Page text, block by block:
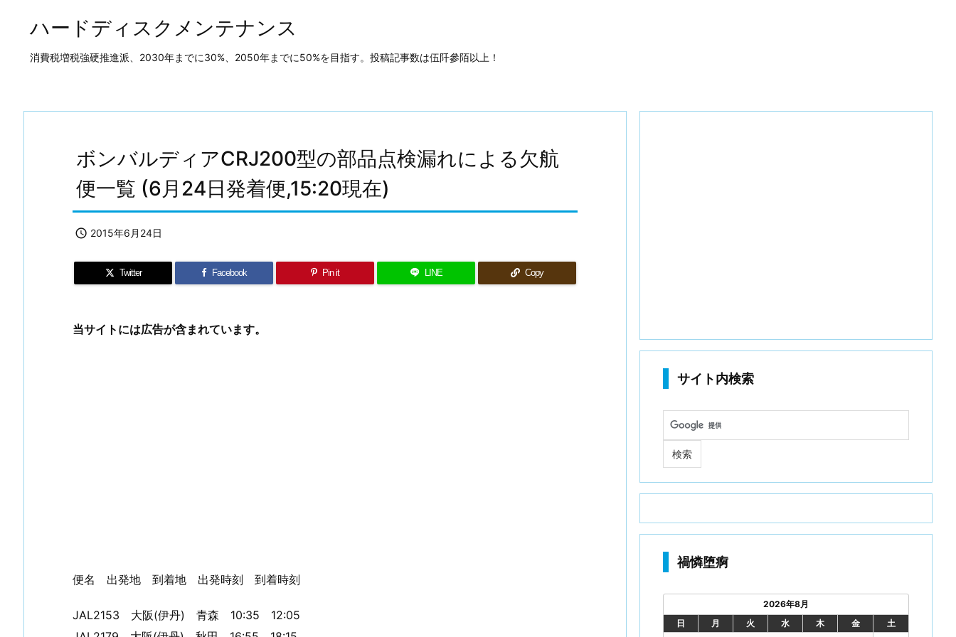
ハードディスクメンテナンス
消費税増税強硬推進派、2030年までに30%、2050年までに50%を目指す。投稿記事数は伍阡參陌以上！
ボンバルディアCRJ200型の部品点検漏れによる欠航
便一覧 (6月24日発着便,15:20現在)
 2015年6月24日
Twitter Facebook Pin it LINE Copy
当サイトには広告が含まれています。
便名 出発地 到着地 出発時刻 到着時刻
JAL2153 大阪(伊丹) 青森 10:35 12:05
サイト内検索
禍憐堕痾
2026年8月
日
月 火 水 木 金
土